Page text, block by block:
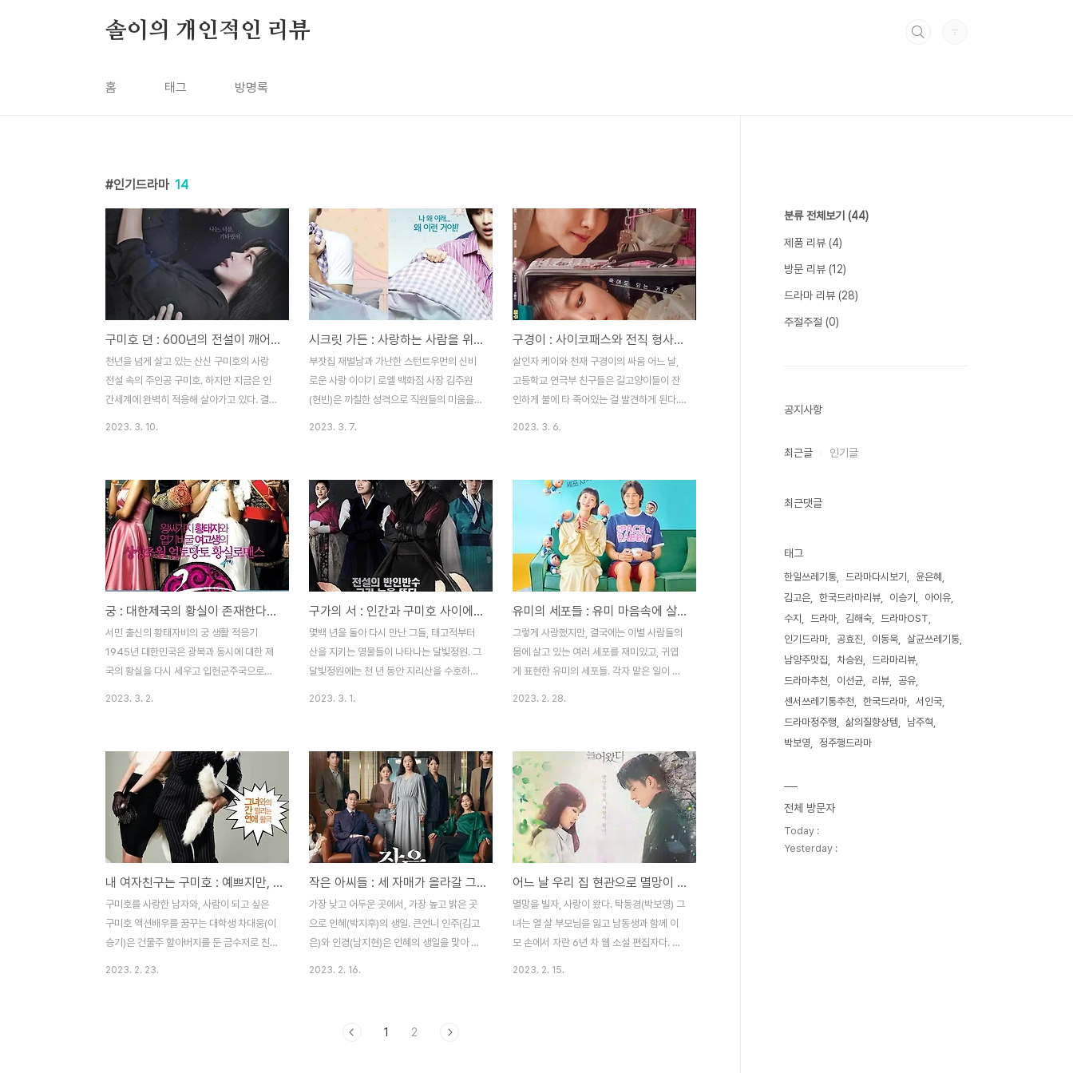
솔이의 개인적인 리뷰
홈 태그 방명록
인기드라마 14
구미호 뎐 : 600년의 전설이 깨어난다.
천년을 넘게 살고 있는 산신 구미호의 사랑
전설 속의 주인공 구미호. 하지만 지금은 인
간세계에 완벽히 적응해 살아가고 있다. 결혼
나갔던 결혼식장에서 일어난 의문스러운 사
건을 접하게 되었고 지아는 CCTV를 확인하
던 중 피디의 직감으로 이연에게서 수상한 기
운을 감지한다. 그리고 그녀를 찾아온 한 남
자 이랑(김범). 지아에게 구미호에 대해 알려
준다. 이연의 정체를 확인하고자 이랑이 말해
준 버스정류장을 찾아간 지아. 그 버스정류장
에서 이연이 탄 버스를 봤고 그 버스를 따라
가지만 공교롭게도 그가 탄 버스는 사고가 나
고 생존자는 단 한 명뿐..
2023. 3. 10.
시크릿 가든 : 사랑하는 사람을 위해서 영혼까지 바꾸려 하는 남자
부잣집 재벌남과 가난한 스턴트우먼의 신비
로운 사랑 이야기 로엘 백화점 사장 김주원
(현빈)은 까칠한 성격으로 직원들의 미움을
린의 얼굴도 몰랐고, 실수로 박채린의 액션
연기 대역배우인 길라임(하지원)을 박채린으
로 오해하고 길라임을 데리고 오스카를 만나
러 간다. 유명연예인이 만나자고 하니 의심
없이 따라간 길라임. 오스카를 만나러 호텔
로비로 들어갔고 엘리베이터를 타는 길라임
과는 달리 폐소공포증으로 인해 엘리베이터
를 타지 못하는 주원. 다른 핑계를 대고 계단
으로 올라갔고 그런 주원을 이상하게 생각하
는 길라임이다. 호텔에 들어간 라임은 ..
2023. 3. 7.
구경이 : 사이코패스와 전직 형사의 두뇌 싸움
살인자 케이와 천재 구경이의 싸움 어느 날,
고등학교 연극부 친구들은 길고양이들이 잔
인하게 불에 타 죽어있는 걸 발견하게 된다.
영주의 대답에 경이는 그날 밤, 학교에 몰래
숨었다가 아무도 없는 것을 확인하고는 고양
이를 악독하게 해친 범인의 막걸리 통에 무언
가를 넣는다. 그리고 고양이 사건의 범인인
경비 아저씨는 그 막걸리를 마시고는 정신을
잃어버린다. 이경이는 영주의 말대로 경비아
저씨를 죽이려고 했지만, 경비 아저씨는 다행
히 살아있었고, 이 사실을 들은 영주는 충격
에 이경이를 손절한다. 게임과 술에 빠져 사
는 구경이(이영애)는 매..
2023. 3. 6.
궁 : 대한제국의 황실이 존재한다는 설정의 드라마
서민 출신의 황태자비의 궁 생활 적응기
1945년 대한민국은 광복과 동시에 대한 제
국의 황실을 다시 세우고 입헌군주국으로써
교에 다니고 있던 평범한 여고생 채경. 어느
날 아버지가 빚보증을 잘못 서는 바람에 집안
의 가세가 크게 기울게 된다. 이 학교에는 황
태자 ‘이신’이 다니고 있었다. 신경질적이고,
까칠한 성격의 황태자 이신은 집안의 결정으
로 정약 결혼해야 할 수도 있는 상황이었다.
하지만 이신은 발레 학과 효린(송지효)와 비
밀연애 중이었고, 효린에게 청혼하지만, 자신
의 꿈 때문에 효린은 청혼을 거절한다. 우연
히 둘의 이야기를 몰래 ..
2023. 3. 2.
구가의 서 : 인간과 구미호 사이에서 태어난 아이
몇백 년을 돌아 다시 만난 그들, 태고적부터
산을 지키는 영물들이 나타나는 달빛정원. 그
달빛정원에는 천 년 동안 지리산을 수호하는
서화(이연희)를 보게 된다. 서화의 아버지는
친구의 조관웅(이성재)에게 역적으로 몰렸던
것이다. 조관웅은 서화의 아버지를 배신하고
승승장구하게 되는데, 관웅은 친구인 윤참판
을 처형시키고 그의 딸인 서화를 자신이 먼저
품어주기로 약속했다며, 5일 안에 기생으로
만들라고 한다. 한편 서화는 물 한 모금 마시
지 않고 수치목에 매달린 채 버티는데, 이 모
습을 지켜보던 구월령은 서화를 도와주려 하
는데 이때 구월..
2023. 3. 1.
유미의 세포들 : 유미 마음속에 살고 있는 세포들의 귀여운 이야기
그렇게 사랑했지만, 결국에는 이별 사람들의
몸에 살고 있는 여러 세포를 재미있고, 귀엽
게 표현한 유미의 세포들. 각자 맡은 일이 있
요즘 유미에게 변화가 생겼다. 회사 후배 우
기(최민호) 때문이다. 키 크고 훈훈한 외모의
우기는 어느 날 유미에게 사는 곳을 물어보았
다. 유미는 우기도 자신에게 호감이 있다고
생각한다. 어느 날 우기는 유미를 집에 바래
다준다며 퇴근길에 유미를 차에 태운다. 그런
데, 차 뒷자리에서 들려오는 목소리. 루비(이
유비) 그녀는 유미와 같은 직장 후배이다. 루
비도 우기에게 관심이 있는 것 같았다. 회사
휴게실 루..
2023. 2. 28.
내 여자친구는 구미호 : 예쁘지만, 무서운 내 여자친구
구미호를 사랑한 남자와, 사람이 되고 싶은
구미호 액션배우를 꿈꾸는 대학생 차대웅(이
승기)은 건물주 할아버지를 둔 금수저로 친구
2023. 2. 23.
작은 아씨들 : 세 자매가 올라갈 그 곳, 그리고
가장 낮고 어두운 곳에서, 가장 높고 밝은 곳
으로 인혜(박지후)의 생일. 큰언니 인주(김고
은)와 인경(남지현)은 인혜의 생일을 맞아 케
만원. 모두가 잠든 밤 엄마는 필리핀에 있는
2023. 2. 16.
어느 날 우리 집 현관으로 멸망이 들어왔다 : 멸망인가, 사랑인가
멸망을 빌자, 사랑이 왔다. 탁동경(박보영) 그
녀는 열 살 부모님을 잃고 남동생과 함께 이
모 손에서 자란 6년 차 웹 소설 편집자다. 평
2023. 2. 15.
1 2
분류 전체보기 (44)
제품 리뷰 (4)
방문 리뷰 (12)
드라마 리뷰 (28)
주절주절 (0)
공지사항
최근글 인기글
최근댓글
태그
한일쓰레기통 드라마다시보기
윤은혜
김고은
한국드라마리뷰 이승기
아이유
수지
드라마 김해숙
드라마OST
인기드라마
공효진 이동욱
살균쓰레기통
남양주맛집
차승원
드라마리뷰
드라마추천
이선균 리뷰
공유
센서쓰레기통추천
한국드라마
서인국
드라마정주행
삶의질향상템
남주혁
박보영
정주행드라마
전체 방문자
Today :
Yesterday :